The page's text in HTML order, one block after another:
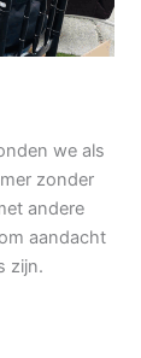
we als
zonder
andere
aandacht
zijn.